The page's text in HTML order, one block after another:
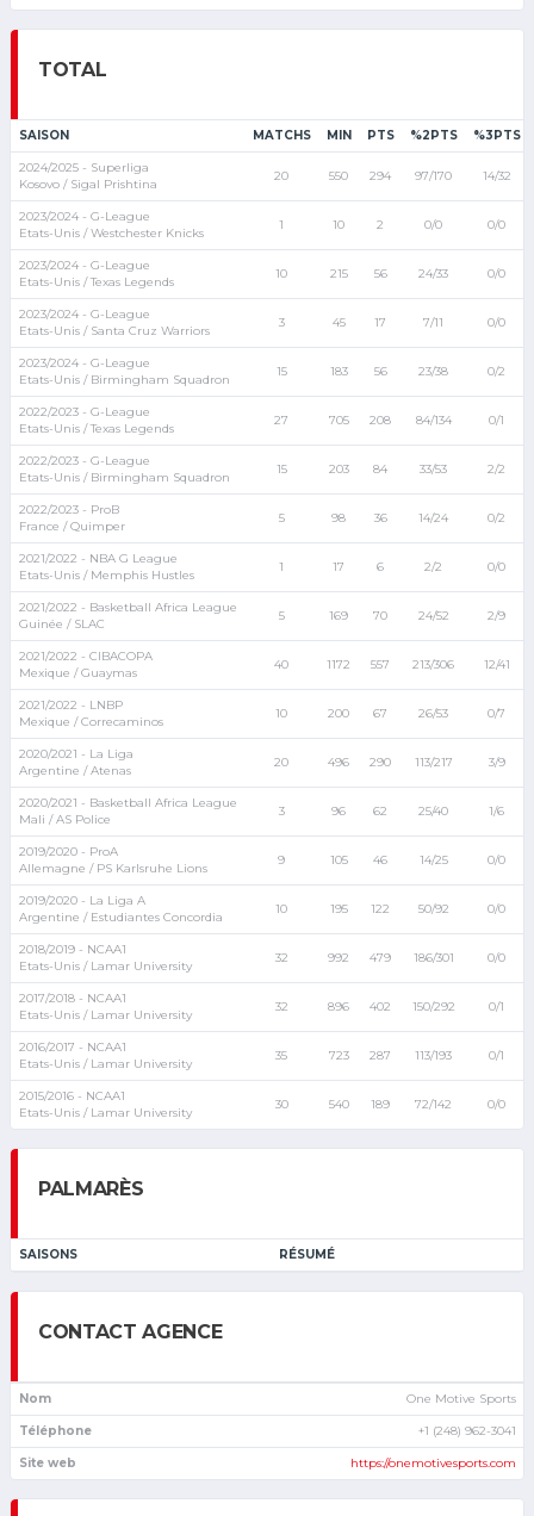
TOTAL
SAISON MATCHS MIN PTS %2PTS %3PTS
2024/2025 - Superliga
Kosovo / Sigal Prishtina
20 550 294 97/170 14/32
2023/2024 - G-League
Etats-Unis / Westchester Knicks
1 10 2 0/0 0/0
2023/2024 - G-League
Etats-Unis / Texas Legends
10 215 56 24/33 0/0
2023/2024 - G-League
Etats-Unis / Santa Cruz Warriors
3 45 17 7/11 0/0
2023/2024 - G-League
Etats-Unis / Birmingham Squadron
15 183 56 23/38 0/2
2022/2023 - G-League
Etats-Unis / Texas Legends
27 705 208 84/134 0/1
2022/2023 - G-League
Etats-Unis / Birmingham Squadron
15 203 84 33/53 2/2
2022/2023 - ProB
France / Quimper
5 98 36 14/24 0/2
2021/2022 - NBA G League
Etats-Unis / Memphis Hustles
1 17 6 2/2 0/0
2021/2022 - Basketball Africa League
Guinée / SLAC
5 169 70 24/52 2/9
2021/2022 - CIBACOPA
Mexique / Guaymas
40 1172 557 213/306 12/41
2021/2022 - LNBP
Mexique / Correcaminos
10 200 67 26/53 0/7
2020/2021 - La Liga
Argentine / Atenas
20 496 290 113/217 3/9
2020/2021 - Basketball Africa League
Mali / AS Police
3 96 62 25/40 1/6
2019/2020 - ProA
Allemagne / PS Karlsruhe Lions
9 105 46 14/25 0/0
2019/2020 - La Liga A
Argentine / Estudiantes Concordia
10 195 122 50/92 0/0
2018/2019 - NCAA1
Etats-Unis / Lamar University
32 992 479 186/301 0/0
2017/2018 - NCAA1
Etats-Unis / Lamar University
32 896 402 150/292 0/1
2016/2017 - NCAA1
Etats-Unis / Lamar University
35 723 287 113/193 0/1
2015/2016 - NCAA1
Etats-Unis / Lamar University
30 540 189 72/142 0/0
PALMARÈS
SAISONS RÉSUMÉ
CONTACT AGENCE
Nom One Motive Sports
Téléphone +1 (248) 962-3041
Site web https://onemotivesports.com